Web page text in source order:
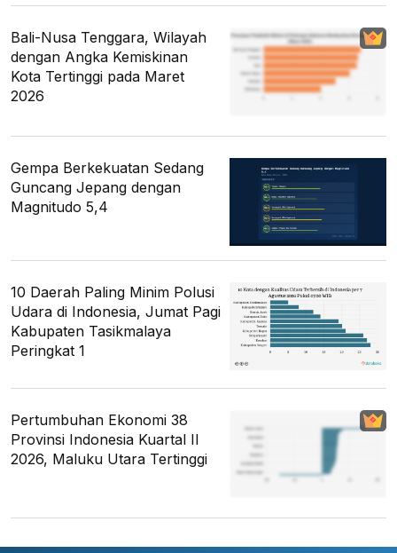
Bali-Nusa Tenggara, Wilayah
dengan Angka Kemiskinan
Kota Tertinggi pada Maret
2026
Gempa Berkekuatan Sedang
Guncang Jepang dengan
Magnitudo 5,4
10 Daerah Paling Minim Polusi
Udara di Indonesia, Jumat Pagi
Kabupaten Tasikmalaya
Peringkat 1
Pertumbuhan Ekonomi 38
Provinsi Indonesia Kuartal II
2026, Maluku Utara Tertinggi